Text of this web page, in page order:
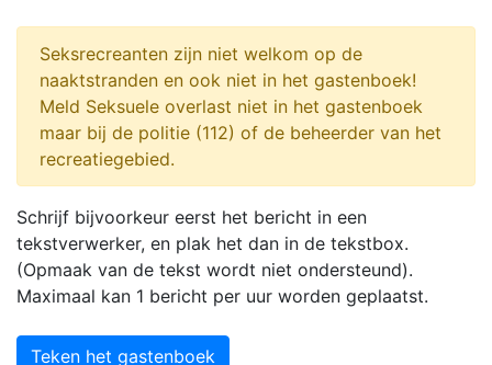
Seksrecreanten zijn niet welkom op de
naaktstranden en ook niet in het gastenboek!
Meld Seksuele overlast niet in het gastenboek
maar bij de politie (112) of de beheerder van het
recreatiegebied.
Schrijf bijvoorkeur eerst het bericht in een
tekstverwerker, en plak het dan in de tekstbox.
(Opmaak van de tekst wordt niet ondersteund).
Maximaal kan 1 bericht per uur worden geplaatst.
Teken het gastenboek